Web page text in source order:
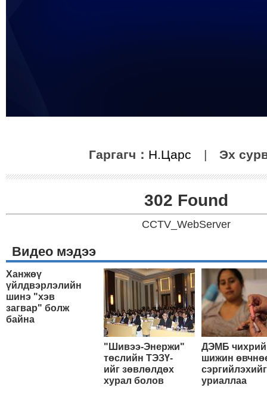
Гаргагч： Н.Царс | Эх
302 Found
CCTV_WebServer
Видео мэдээ
Ханжөү
үйлдвэрлэлийн
шинэ "хэв
загвар" болж
байна
"Шивээ-Энержи"
төслийн ТЭЗҮ-
ийг зөвлөлдөх
хурал болов
ДЭМБ
шижин
сэргийлэхийг
уриаллаа